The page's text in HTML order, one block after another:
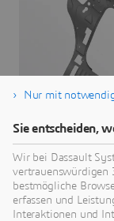
Nur mit
Sie entscheiden,
Wir bei Dassault
vertrauenswürdigen
bestmögliche
erfassen und
Interaktionen und